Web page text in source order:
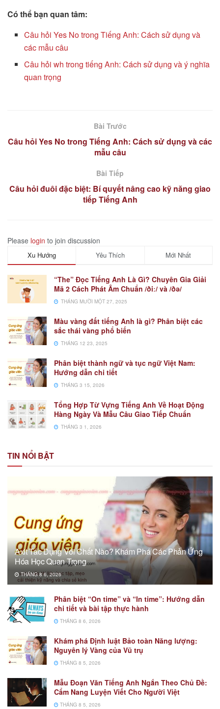
Có thể bạn quan tâm:
Câu hỏi Yes No trong Tiếng Anh: Cách sử dụng và
các mẫu câu
Câu hỏi wh trong tiếng Anh: Cách sử dụng và ý nghĩa
quan trọng
Bài Trước
Câu hỏi Yes No trong Tiếng Anh: Cách sử dụng và các
mẫu câu
Bài Tiếp
Câu hỏi đuôi đặc biệt: Bí quyết nâng cao kỹ năng giao
tiếp Tiếng Anh
Please login to join discussion
Xu Hướng Yêu Thích Mới Nhất
“The” Đọc Tiếng Anh Là Gì? Chuyên Gia Giải
Mã 2 Cách Phát Âm Chuẩn /ðiː/ và /ðə/
THÁNG MƯỜI MỘT 27, 2025
Màu vàng đất tiếng Anh là gì? Phân biệt các
sắc thái vàng phổ biến
THÁNG 12 23, 2025
Phân biệt thành ngữ và tục ngữ Việt Nam:
Hướng dẫn chi tiết
THÁNG 3 15, 2026
Tổng Hợp Từ Vựng Tiếng Anh Về Hoạt Động
Hàng Ngày Và Mẫu Câu Giao Tiếp Chuẩn
THÁNG 3 1, 2026
TIN NỔI BẬT
Axit Tác Dụng Với Chất Nào? Khám Phá Các Phản Ứng
Hóa Học Quan Trọng
THÁNG 8 6, 2026
Phân biệt “On time” và “In time”: Hướng dẫn
chi tiết và bài tập thực hành
THÁNG 8 6, 2026
Khám phá Định luật Bảo toàn Năng lượng:
Nguyên lý Vàng của Vũ trụ
THÁNG 8 5, 2026
Mẫu Đoạn Văn Tiếng Anh Ngắn Theo Chủ Đề:
Cẩm Nang Luyện Viết Cho Người Việt
THÁNG 8 5, 2026